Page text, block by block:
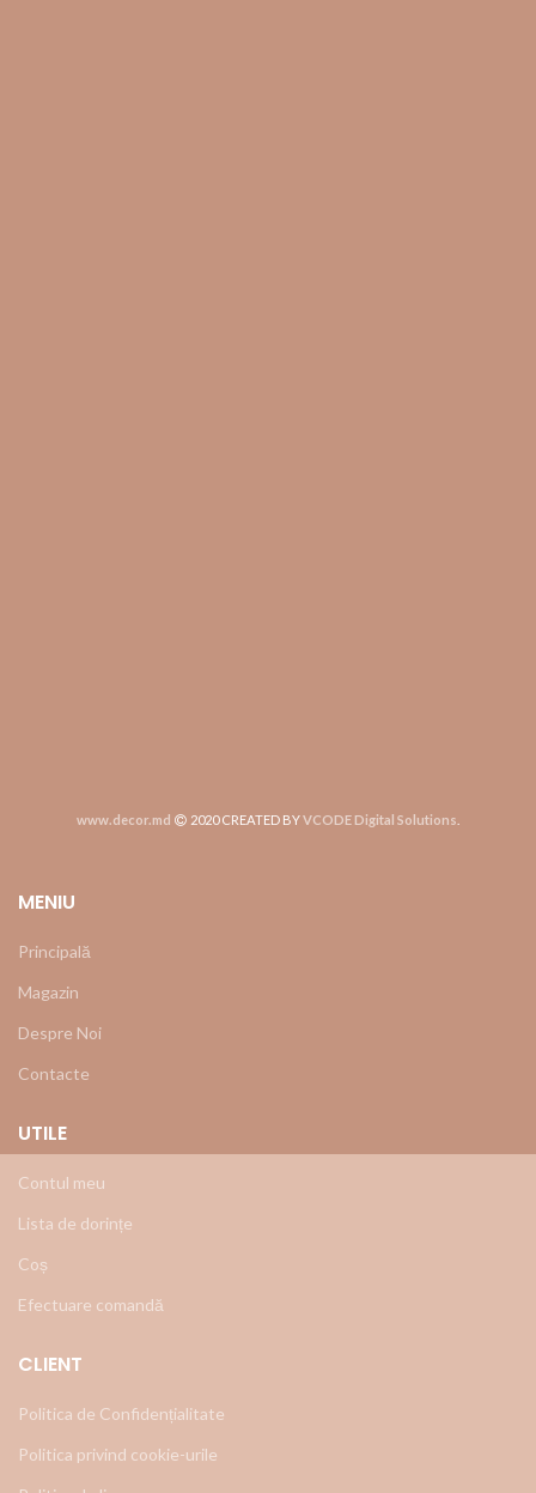
www.decor.md 2020 CREATED BYVCODE Digital Solutions
MENIU
Principală
Magazin
Despre Noi
Contacte
UTILE
Contul meu
Lista de dorințe
Coș
Efectuare comandă
CLIENT
Politica de Confidențialitate
Politica privind cookie-urile